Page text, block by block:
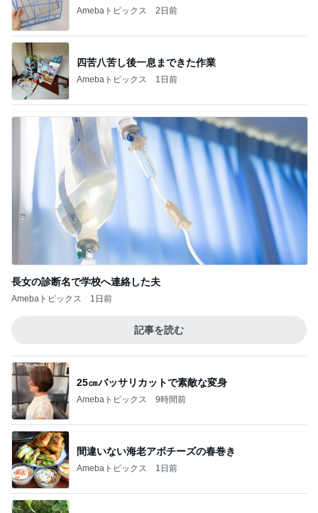
Amebaトピックス 2日前
四苦八苦し後一息まできた作業
Amebaトピックス 1日前
長女の診断名で学校へ連絡した夫
Amebaトピックス 1日前
記事を読む
25㎝バッサリカットで素敵な変身
Amebaトピックス 9時間前
間違いない海老アボチーズの春巻き
Amebaトピックス 1日前